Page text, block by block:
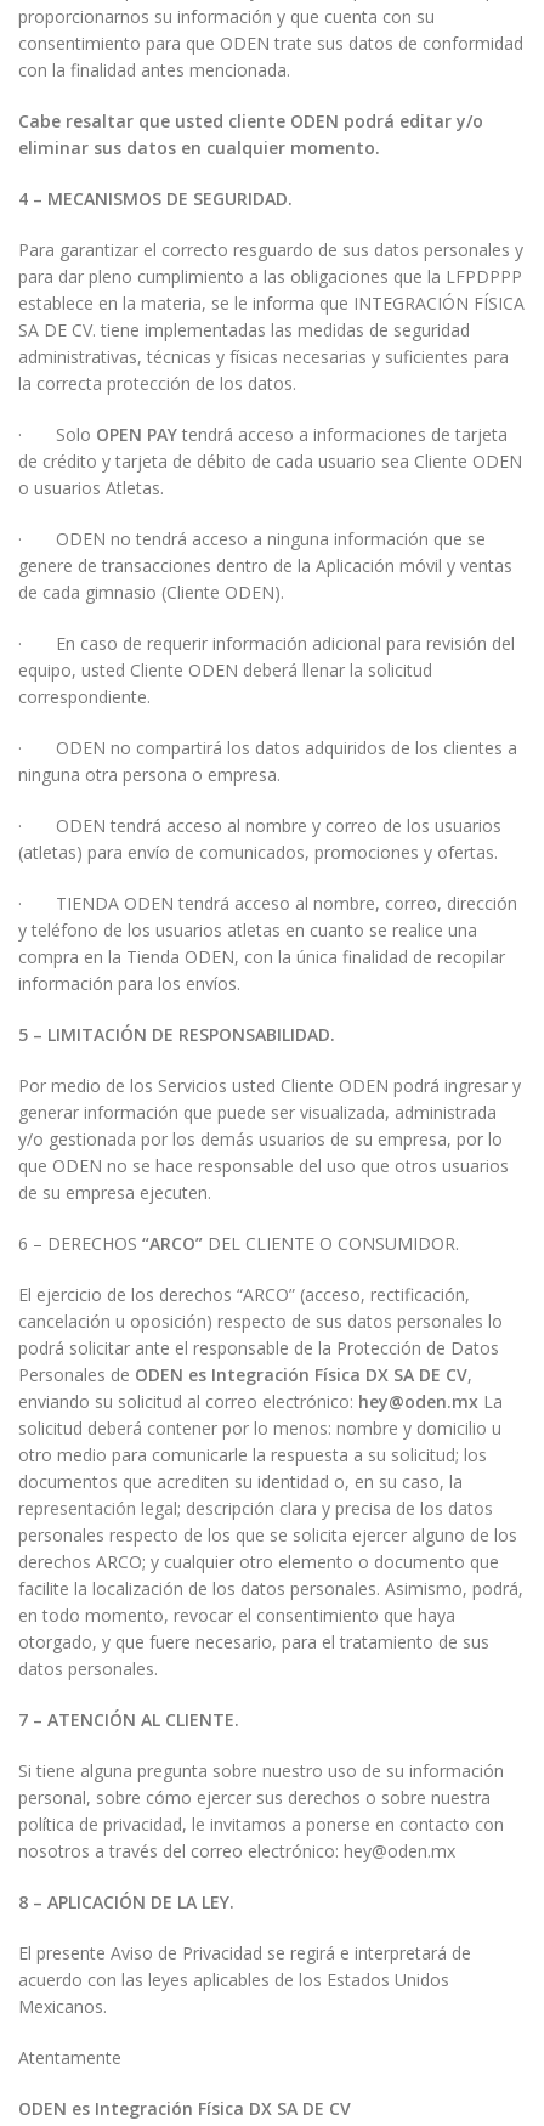
proporcionarnos su información y que cuenta con su
consentimiento para que ODEN trate sus datos de conformidad
con la finalidad antes mencionada.
Cabe resaltar que usted cliente ODEN podrá editar y/o
eliminar sus datos en cualquier momento.
4 – MECANISMOS DE SEGURIDAD.
Para garantizar el correcto resguardo de sus datos personales y
para dar pleno cumplimiento a las obligaciones que la LFPDPPP
establece en la materia, se le informa que INTEGRACIÓN FÍSICA
SA DE CV. tiene implementadas las medidas de seguridad
administrativas, técnicas y físicas necesarias y suficientes para
la correcta protección de los datos.
· Solo OPEN PAY tendrá acceso a informaciones de tarjeta
de crédito y tarjeta de débito de cada usuario sea Cliente ODEN
o usuarios Atletas.
· ODEN no tendrá acceso a ninguna información que se
genere de transacciones dentro de la Aplicación móvil y ventas
de cada gimnasio (Cliente ODEN).
· En caso de requerir información adicional para revisión del
equipo, usted Cliente ODEN deberá llenar la solicitud
correspondiente.
· ODEN no compartirá los datos adquiridos de los clientes a
ninguna otra persona o empresa.
· ODEN tendrá acceso al nombre y correo de los usuarios
(atletas) para envío de comunicados, promociones y ofertas.
· TIENDA ODEN tendrá acceso al nombre, correo, dirección
y teléfono de los usuarios atletas en cuanto se realice una
compra en la Tienda ODEN, con la única finalidad de recopilar
información para los envíos.
5 – LIMITACIÓN DE RESPONSABILIDAD.
Por medio de los Servicios usted Cliente ODEN podrá ingresar y
generar información que puede ser visualizada, administrada
y/o gestionada por los demás usuarios de su empresa, por lo
que ODEN no se hace responsable del uso que otros usuarios
de su empresa ejecuten.
6 – DERECHOS “ARCO” DEL CLIENTE O CONSUMIDOR.
El ejercicio de los derechos “ARCO” (acceso, rectificación,
cancelación u oposición) respecto de sus datos personales lo
podrá solicitar ante el responsable de la Protección de Datos
Personales de ODEN es Integración Física DX SA DE CV,
enviando su solicitud al correo electrónico: hey@oden.mx La
solicitud deberá contener por lo menos: nombre y domicilio u
otro medio para comunicarle la respuesta a su solicitud; los
documentos que acrediten su identidad o, en su caso, la
representación legal; descripción clara y precisa de los datos
personales respecto de los que se solicita ejercer alguno de los
derechos ARCO; y cualquier otro elemento o documento que
facilite la localización de los datos personales. Asimismo, podrá,
en todo momento, revocar el consentimiento que haya
otorgado, y que fuere necesario, para el tratamiento de sus
datos personales.
7 – ATENCIÓN AL CLIENTE.
Si tiene alguna pregunta sobre nuestro uso de su información
personal, sobre cómo ejercer sus derechos o sobre nuestra
política de privacidad, le invitamos a ponerse en contacto con
nosotros a través del correo electrónico: hey@oden.mx
8 – APLICACIÓN DE LA LEY.
El presente Aviso de Privacidad se regirá e interpretará de
acuerdo con las leyes aplicables de los Estados Unidos
Mexicanos.
Atentamente
ODEN es Integración Física DX SA DE CV